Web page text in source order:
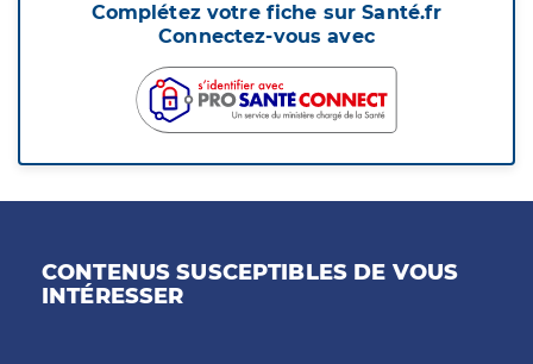
Complétez votre fiche sur Santé.fr
Connectez-vous avec
CONTENUS SUSCEPTIBLES DE VOUS
INTÉRESSER